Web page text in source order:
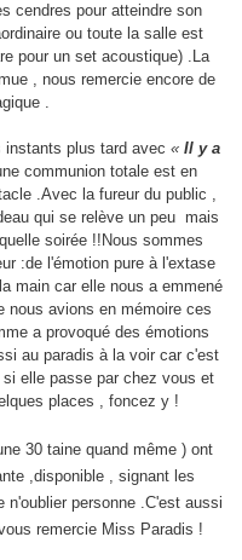
cendres pour atteindre son
ou toute la salle est
pour un set acoustique) .La
, nous remercie encore de
.
instants plus tard avec « Il y a
communion totale est en
.Avec la fureur du public ,
qui se relève un peu
mais
soirée !!Nous sommes
:de l'émotion pure à l'extase
main car elle nous a emmené
nous avions en mémoire ces
a provoqué des émotions
au paradis à la voir car c'est
elle passe par chez vous et
places , foncez y !
30 taine quand même ) ont
,disponible , signant les
n'oublier personne .C'est aussi
remercie Miss Paradis !